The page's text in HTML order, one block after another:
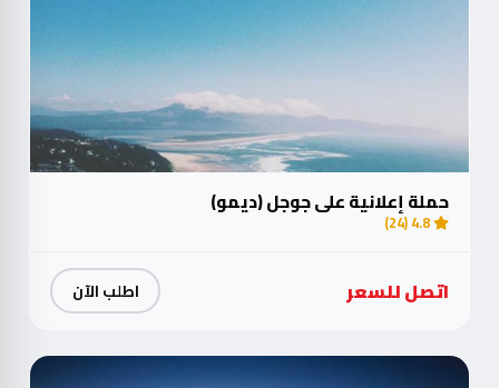
حملة إعلانية على جوجل (ديمو)
4.8 (24)
اتصل للسعر اطلب الآن